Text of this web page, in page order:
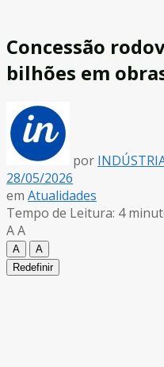
Concessão
bilhões em
por
28/05/2026
em Atualidades
Tempo de Leitura: 4
AA
A
A
Redefinir